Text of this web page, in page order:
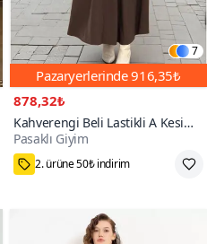
7
Pazaryerlerinde916,35₺
878,32₺
Kahverengi Beli Lastikli A Kesim
Salaş Yüksek Bel Kupra Uzun
Etek
Pasaklı Giyim
75₺ Kupon Fırsatı